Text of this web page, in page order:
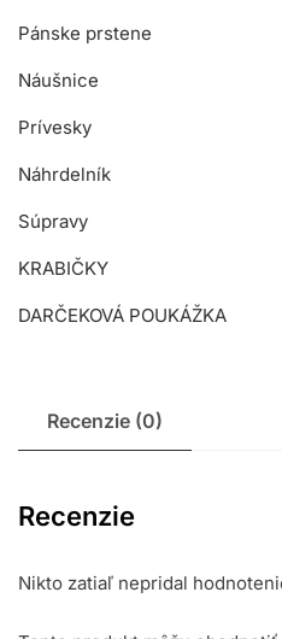
Pánske prstene
Náušnice
Prívesky
Náhrdelník
Súpravy
KRABIČKY
DARČEKOVÁ POUKÁŽKA
Recenzie (0)
Recenzie
Nikto zatiaľ nepridal